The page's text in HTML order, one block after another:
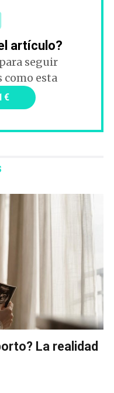
artículo?
seguir
esta
La realidad